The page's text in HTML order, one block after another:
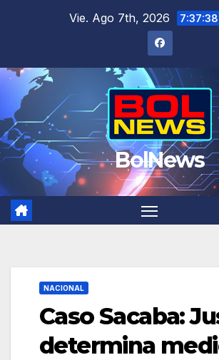
Vie. Ago 7th, 2026 7:37:39
BolNews
NACIONAL
Caso Sacaba:
determina